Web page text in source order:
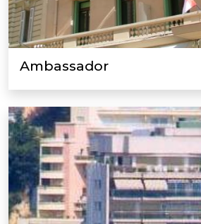
Ambassador